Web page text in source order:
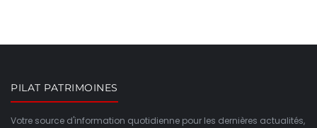
PILAT PATRIMOINES
Votre source d'information quotidienne pour les dernières actualités,